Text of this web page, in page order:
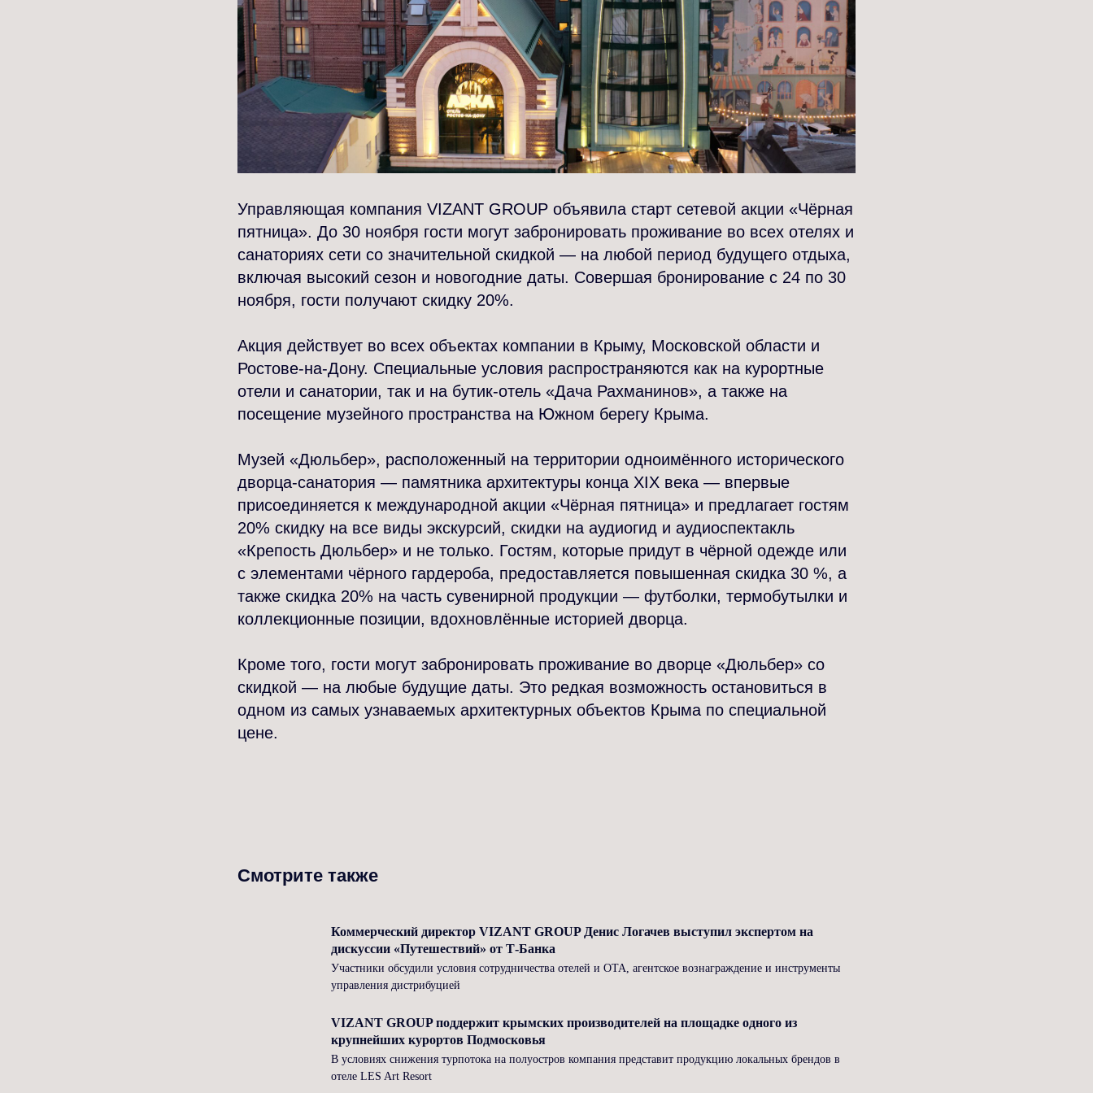
Управляющая компания VIZANT GROUP объявила старт сетевой акции «Чёрная
пятница». До 30 ноября гости могут забронировать проживание во всех отелях и
санаториях сети со значительной скидкой — на любой период будущего отдыха,
включая высокий сезон и новогодние даты. Совершая бронирование с 24 по 30
ноября, гости получают скидку 20%.
Акция действует во всех объектах компании в Крыму, Московской области и
Ростове-на-Дону. Специальные условия распространяются как на курортные
отели и санатории, так и на бутик-отель «Дача Рахманинов», а также на
посещение музейного пространства на Южном берегу Крыма.
Музей «Дюльбер», расположенный на территории одноимённого исторического
дворца-санатория — памятника архитектуры конца XIX века — впервые
присоединяется к международной акции «Чёрная пятница» и предлагает гостям
20% скидку на все виды экскурсий, скидки на аудиогид и аудиоспектакль
«Крепость Дюльбер» и не только. Гостям, которые придут в чёрной одежде или
с элементами чёрного гардероба, предоставляется повышенная скидка 30 %, а
также скидка 20% на часть сувенирной продукции — футболки, термобутылки и
коллекционные позиции, вдохновлённые историей дворца.
Кроме того, гости могут забронировать проживание во дворце «Дюльбер» со
скидкой — на любые будущие даты. Это редкая возможность остановиться в
одном из самых узнаваемых архитектурных объектов Крыма по специальной
цене.
Смотрите также
Коммерческий директор VIZANT GROUP Денис Логачев выступил экспертом на
дискуссии «Путешествий» от Т-Банка
Участники обсудили условия сотрудничества отелей и ОТА, агентское вознаграждение и инструменты
управления дистрибуцией
VIZANT GROUP поддержит крымских производителей на площадке одного из
крупнейших курортов Подмосковья
В условиях снижения турпотока на полуостров компания представит продукцию локальных брендов в
отеле LES Art Resort